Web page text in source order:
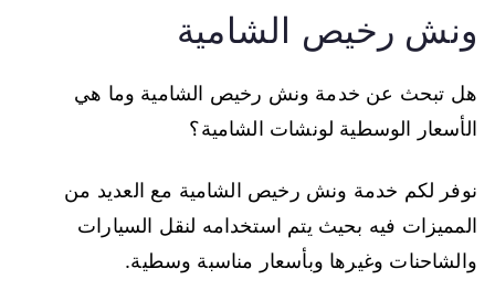
ونش رخيص الشامية
هل تبحث عن خدمة ونش رخيص الشامية وما هي
الأسعار الوسطية لونشات الشامية؟
نوفر لكم خدمة ونش رخيص الشامية مع العديد من
المميزات فيه بحيث يتم استخدامه لنقل السيارات
والشاحنات وغيرها وبأسعار مناسبة وسطية.